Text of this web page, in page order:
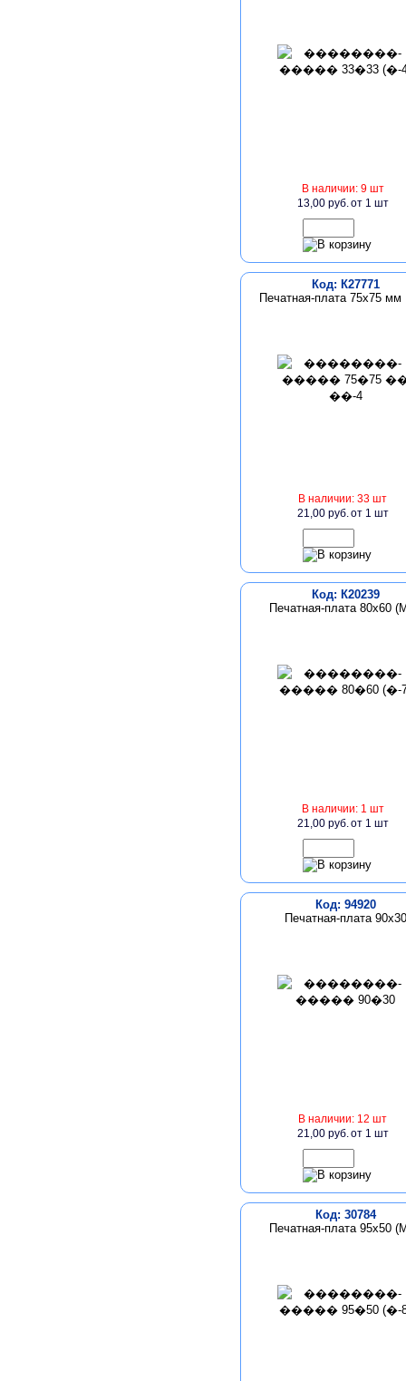
В наличии: 9 шт
13,00 руб.от 1 шт
Код: К27771
Печатная-плата 75х75
В наличии: 33 шт
21,00 руб.от 1 шт
Код: К20239
Печатная-плата 80х60
В наличии: 1 шт
21,00 руб.от 1 шт
Код: 94920
Печатная-плата 90х30
В наличии: 12 шт
21,00 руб.от 1 шт
Код: 30784
Печатная-плата 95х50